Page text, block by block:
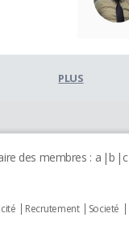
PLUS
des membres : a b c
Recrutement Societé